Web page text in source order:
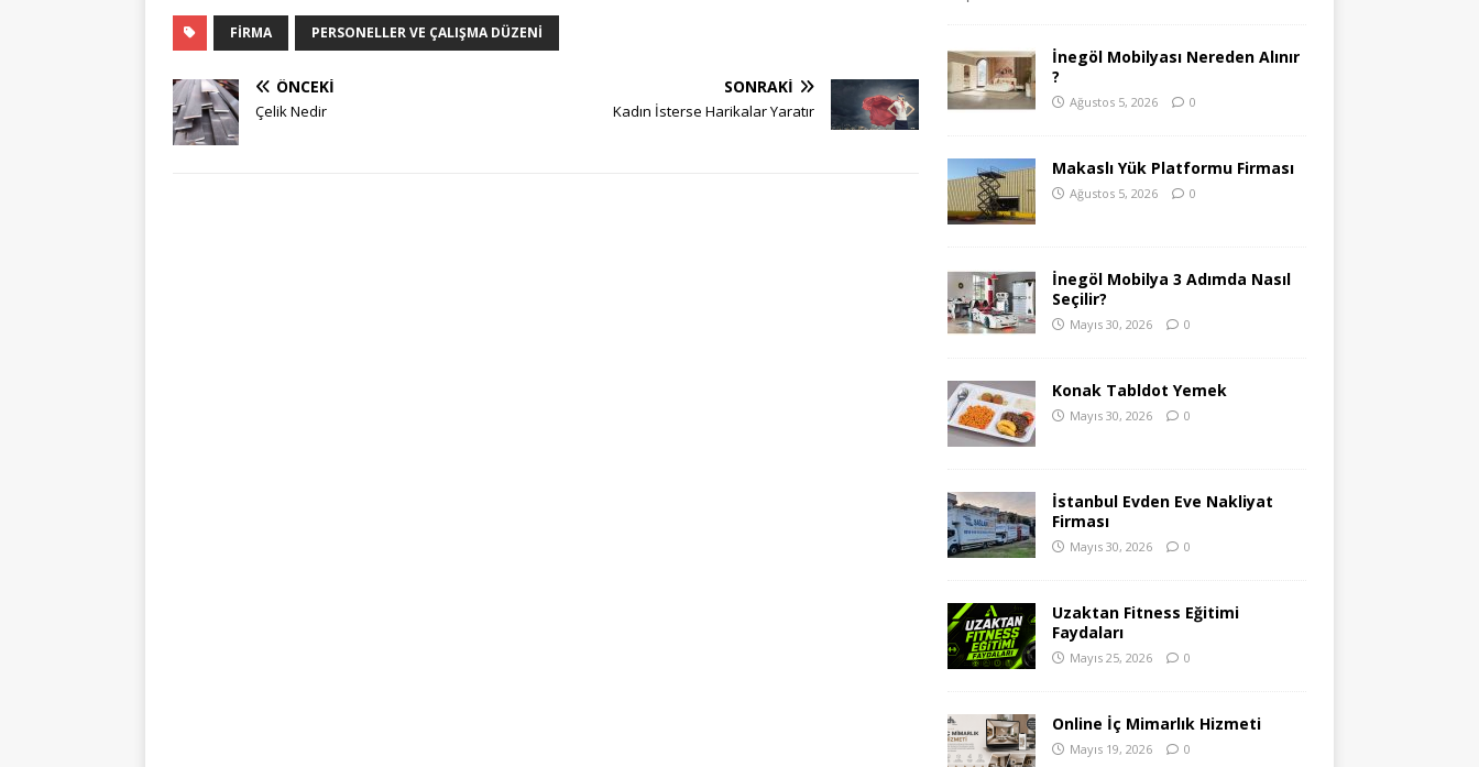
FIRMA PERSONELLER VE ÇALIŞMA DÜZENI
ÖNCEKI
Çelik Nedir
SONRAKI
Kadın İsterse Harikalar Yaratır
İnegöl Mobilyası Nereden Alınır
?
Ağustos 5, 2026 0
Makaslı Yük Platformu Firması
Ağustos 5, 2026 0
İnegöl Mobilya 3 Adımda Nasıl
Seçilir?
Mayıs 30, 2026 0
Konak Tabldot Yemek
Mayıs 30, 2026 0
İstanbul Evden Eve Nakliyat
Firması
Mayıs 30, 2026 0
Uzaktan Fitness Eğitimi
Faydaları
Mayıs 25, 2026 0
Online İç Mimarlık Hizmeti
Mayıs 19, 2026 0